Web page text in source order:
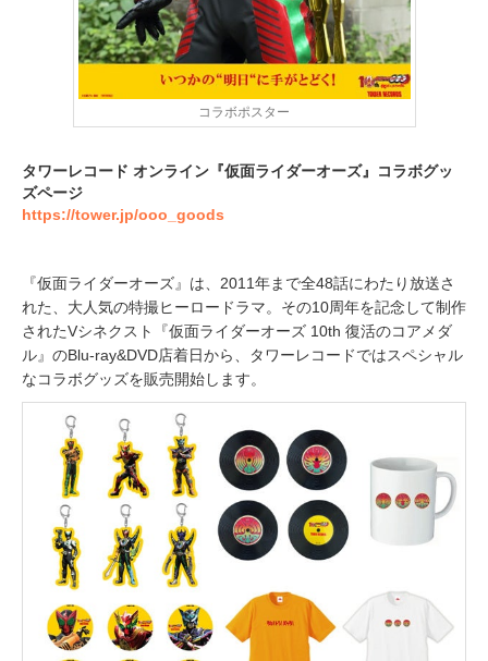
コラボポスター
タワーレコード オンライン『仮面ライダーオーズ』コラボグッ
ズページ
https://tower.jp/ooo_goods
『仮面ライダーオーズ』は、2011年まで全48話にわたり放送さ
れた、大人気の特撮ヒーロードラマ。その10周年を記念して制作
されたVシネクスト『仮面ライダーオーズ 10th 復活のコアメダ
ル』のBlu-ray&DVD店着日から、タワーレコードではスペシャル
なコラボグッズを販売開始します。